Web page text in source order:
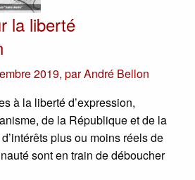
la liberté
2019, parAndré Bellon
à la liberté d’expression,
de la République et de la
plus ou moins réels de
sont en train de déboucher